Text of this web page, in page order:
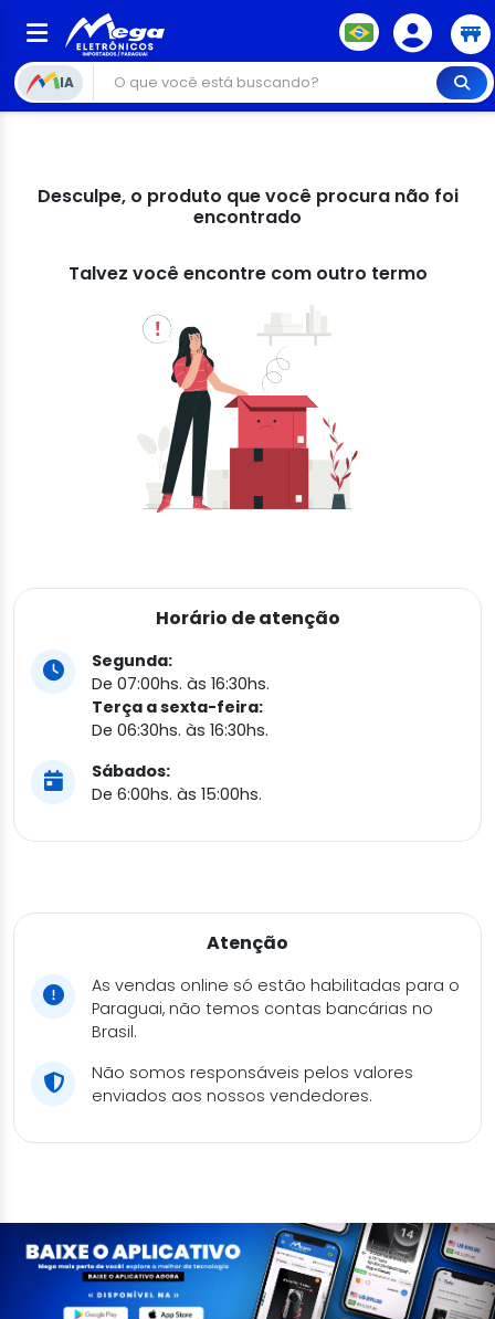
IA
Desculpe, o produto que você procura não foi
encontrado
Talvez você encontre com outro termo
Horário de atenção
Segunda:
De 07:00hs. às 16:30hs.
Terça a sexta-feira:
De 06:30hs. às 16:30hs.
Sábados:
De 6:00hs. às 15:00hs.
Atenção
As vendas online só estão habilitadas para o
Paraguai, não temos contas bancárias no
Brasil.
Não somos responsáveis pelos valores
enviados aos nossos vendedores.